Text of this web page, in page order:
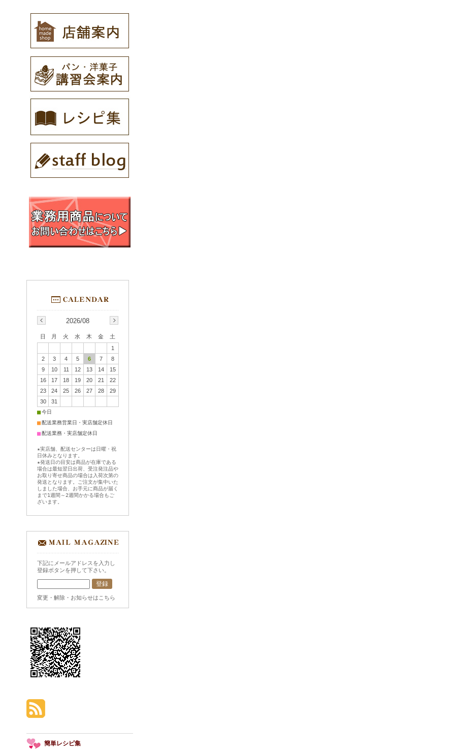
2026/08
日 月 火 水 木 金
土
1
2
3 4 5 6 7
8
9
10 11 12 13 14
15
16
17 18 19 20 21
22
23
24 25 26 27 28
29
30
31
■今日
■配送業務営業日・実店舗定休日
■配送業務・実店舗定休日
★実店舗、配送センターは日曜・祝
日休みとなります。
★発送日の目安は商品が在庫である
場合は最短翌日出荷、受注発注品や
お取り寄せ商品の場合は入荷次第の
発送となります。ご注文が集中いた
しました場合、お手元に商品が届く
まで1週間～2週間かかる場合もご
ざいます。
下記にメールアドレスを入力し
登録ボタンを押して下さい。
変更・解除・お知らせはこちら
簡単レシピ集